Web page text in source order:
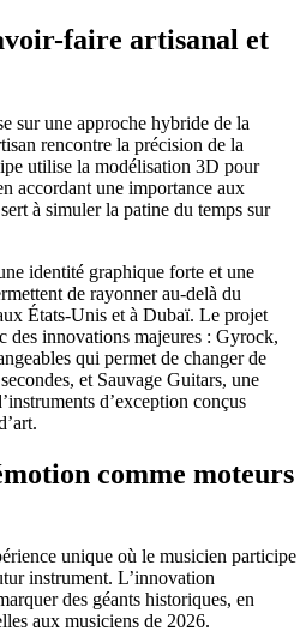
faire artisanal et
sur une approche hybride de la
rencontre la précision de la
utilise la modélisation 3D pour
accordant une importance aux
à simuler la patine du temps sur
identité graphique forte et une
de rayonner au-delà du
États-Unis et à Dubaï. Le projet
des innovations majeures : Gyrock,
qui permet de changer de
et Sauvage Guitars, une
d’exception conçus
.
comme moteurs
unique où le musicien participe
instrument. L’innovation
des géants historiques, en
aux musiciens de 2026.